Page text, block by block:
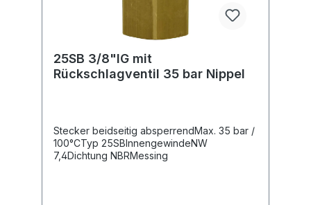
25SB 3/8"IG mit
Rückschlagventil 35 bar Nippel
Stecker beidseitig absperrendMax. 35 bar /
100°CTyp 25SBInnengewindeNW
7,4Dichtung NBRMessing